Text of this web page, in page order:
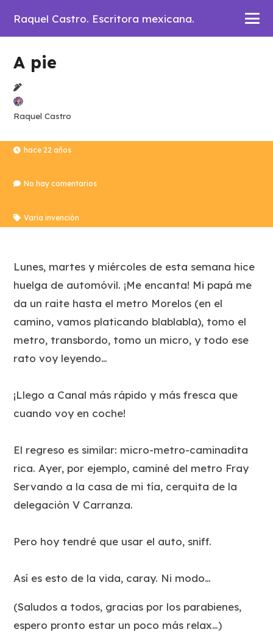
Raquel Castro. Escritora mexicana.
A pie
Raquel Castro
hace 22 años
No hay comentarios
Varia invención
Lunes, martes y miércoles de esta semana hice
huelga de automóvil. ¡Me encanta! Mi papá me
da un raite hasta el metro Morelos (en el
camino, vamos platicando blablabla), tomo el
metro, transbordo, tomo un micro, y todo ese
rato voy leyendo…
¡Llego a Canal más rápido y más fresca que
cuando voy en coche!
El regreso es similar: micro-metro-caminadita
rica. Ayer, por ejemplo, caminé del metro Fray
Servando a la casa de mi tía, cerquita de la
delegación V Carranza.
Pero hoy tendré que usar el auto, sniff.
Así es esto de la vida, caray. Ni modo…
(Saludos a todos, gracias por los parabienes,
espero pronto estar un poco más relax…)